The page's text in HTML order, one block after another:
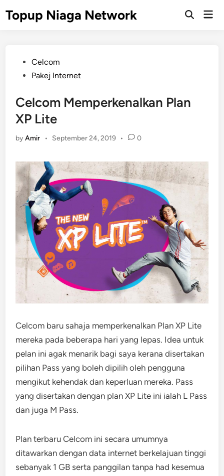
Topup Niaga Network
Open
PostedCelcom
Pakej Internet
Celcom Memperkenalkan Plan
XP Lite
byAmir • September 24, 2019 • 0
Celcom baru sahaja memperkenalkan Plan XP Lite
mereka pada beberapa hari yang lepas. Idea untuk
pelan ini agak menarik bagi saya kerana disertakan
pilihan Pass yang boleh dipilih oleh pengguna
mengikut kehendak dan keperluan mereka. Pass
yang disertakan dengan plan XP Lite ini ialah L Pass
dan juga M Pass.
Plan terbaru Celcom ini secara umumnya
ditawarkan dengan data internet berkelajuan tinggi
sebanyak 1 GB serta panggilan tanpa had kesemua